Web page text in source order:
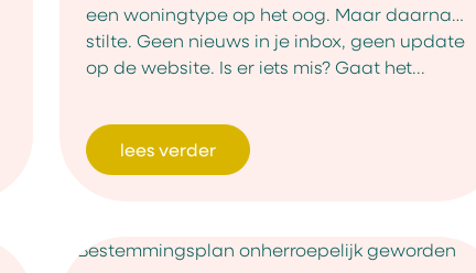
een woningtype op het oog. Maar daarna…
stilte. Geen nieuws in je inbox, geen update
op de website. Is er iets mis? Gaat het...
lees verder